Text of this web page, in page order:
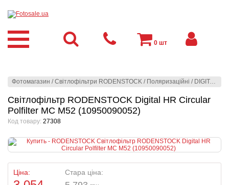
Фотомагазин /Світлофільтри RODENSTOCK / Поляризаційні / DIGITAL HR - Мультипросвітлені
Світлофільтр RODENSTOCK Digital HR Circular
Polfilter MC M52 (10950090052)
Код товару: 27308
Ціна: Стара ціна:
0 шт